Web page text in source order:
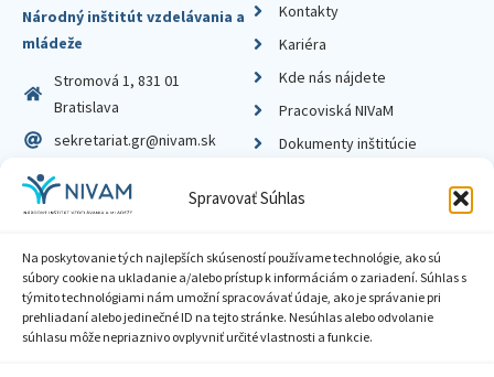
Spravovať Súhlas
Na poskytovanie tých najlepších skúseností používame technológie, ako sú
súbory cookie na ukladanie a/alebo prístup k informáciám o zariadení. Súhlas s
týmito technológiami nám umožní spracovávať údaje, ako je správanie pri
prehliadaní alebo jedinečné ID na tejto stránke. Nesúhlas alebo odvolanie
súhlasu môže nepriaznivo ovplyvniť určité vlastnosti a funkcie.
Národný inštitút vzdelávania a
mládeže
Stromová 1, 831 01
Bratislava
sekretariat.gr@nivam.sk
IČO: 00164348
DIČ: 2020798714
Kontakty
Kariéra
Kde nás nájdete
Pracoviská NIVaM
Dokumenty inštitúcie
Zásady ochrany súkromia